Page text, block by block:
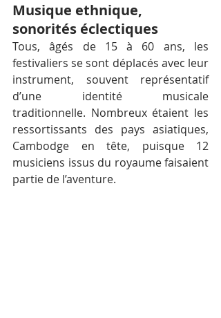
Musique ethnique,
sonorités éclectiques
Tous, âgés de 15 à 60 ans, les
festivaliers se sont déplacés avec leur
instrument, souvent représentatif
d’une identité musicale
traditionnelle. Nombreux étaient les
ressortissants des pays asiatiques,
Cambodge en tête, puisque 12
musiciens issus du royaume faisaient
partie de l’aventure.